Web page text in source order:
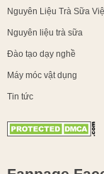
Nguyên Liệu Trà Sữa
Nguyên liệu trà sữa
Đào tạo dạy nghề
Máy móc vật dụng
Tin tức